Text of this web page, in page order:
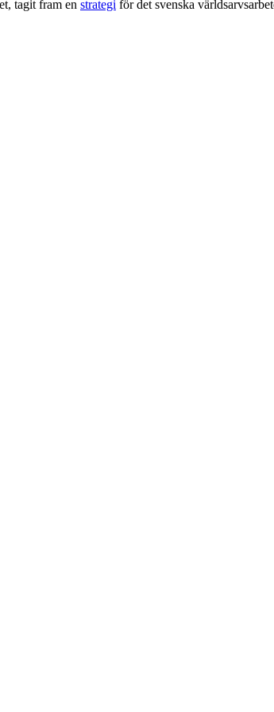
tagit fram en strategi för det svenska